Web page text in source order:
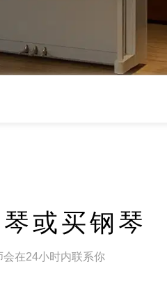
或买钢琴
在24小时内联系你